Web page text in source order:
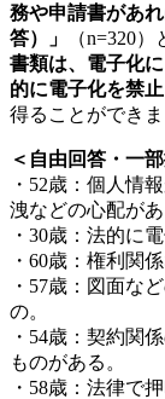
務や申請書があ
答）」
（n=320
書類は、電子化
的に電子化を禁
得ることができま
＜自由回答・一
・52歳：個人情
洩などの心配があ
・30歳：法的に
・60歳：権利関
・57歳：図面な
の。
・54歳：契約関
ものがある。
・58歳：法律で